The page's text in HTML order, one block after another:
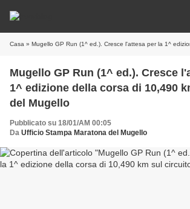
Casa » Mugello GP Run (1^ ed.). Cresce l'attesa per la 1^ edizione della corsa di
Mugello GP Run (1^ ed.). Cresce
1^ edizione della corsa di 10,490
del Mugello
Pubblicato su 18/01/AM 00:05
Da Ufficio Stampa Maratona del Mugello